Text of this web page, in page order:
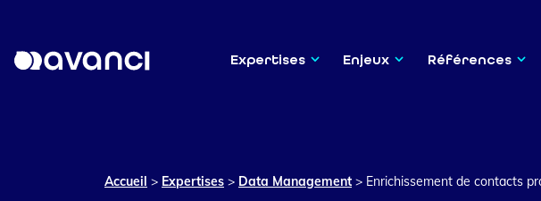
Expertises Enjeux Références
Accueil > Expertises > Data Management > Enrichissement de contacts